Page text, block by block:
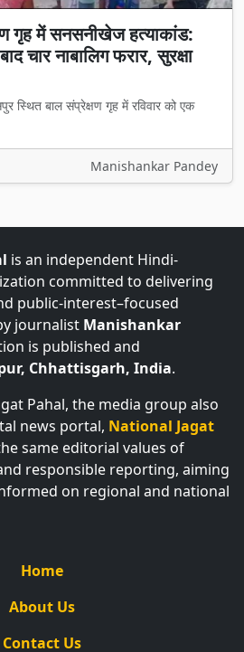
गृह में सनसनीखेज हत्याकांड:
चार नाबालिग फरार, सुरक्षा
स्थित बाल संप्रेक्षण गृह में रविवार को एक
Manishankar Pandey
is an independent Hindi-
committed to delivering
public-interest–focused
journalist Manishankar
is published and
Chhattisgarh, India.
Pahal, the media group also
news portal, National Jagat
same editorial values of
responsible reporting, aiming
on regional and national
Home
About Us
Contact Us